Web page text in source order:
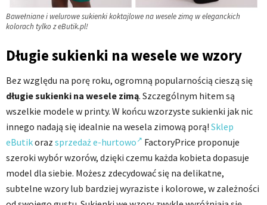
Bawełniane i welurowe sukienki koktajlowe na wesele zimą w eleganckich
kolorach tylko z eButik.pl!
Długie sukienki na wesele we wzory
Bez względu na porę roku, ogromną popularnością cieszą się
długie sukienki na wesele zimą. Szczególnym hitem są
wszelkie modele w printy. W końcu wzorzyste sukienki jak nic
innego nadają się idealnie na wesela zimową porą! Sklep
eButikoraz sprzedaż e-hurtowo
FactoryPrice proponuje
szeroki wybór wzorów, dzięki czemu każda kobieta dopasuje
model dla siebie. Możesz zdecydować się na delikatne,
subtelne wzory lub bardziej wyraziste i kolorowe, w zależności